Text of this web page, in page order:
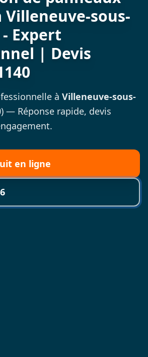
Villeneuve-sous-
Expert
| Devis
à Villeneuve-sous-
— Réponse rapide, devis
en ligne